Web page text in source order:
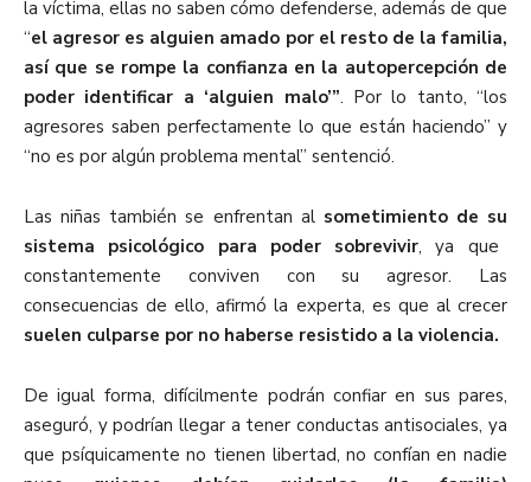
la víctima, ellas no saben cómo defenderse, además de que
“el agresor es alguien amado por el resto de la familia,
así que se rompe la confianza en la autopercepción de
poder identificar a ‘alguien malo’”. Por lo tanto, “los
agresores saben perfectamente lo que están haciendo” y
“no es por algún problema mental” sentenció.
Las niñas también se enfrentan al sometimiento de su
sistema psicológico para poder sobrevivir, ya que
constantemente conviven con su agresor. Las
consecuencias de ello, afirmó la experta, es que al crecer
suelen culparse por no haberse resistido a la violencia.
De igual forma, difícilmente podrán confiar en sus pares,
aseguró, y podrían llegar a tener conductas antisociales, ya
que psíquicamente no tienen libertad, no confían en nadie